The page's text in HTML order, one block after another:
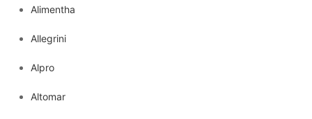
Alimentha
Allegrini
Alpro
Altomar